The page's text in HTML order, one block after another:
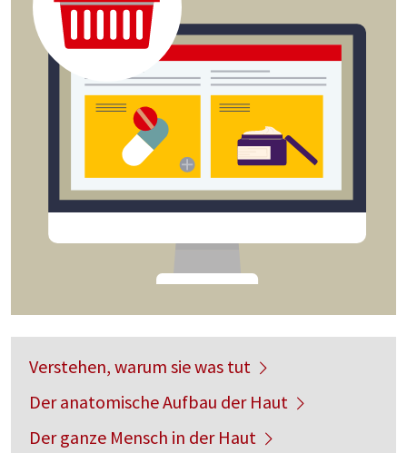
Verstehen, warum sie was tut
Der anatomische Aufbau der Haut
Der ganze Mensch in der Haut